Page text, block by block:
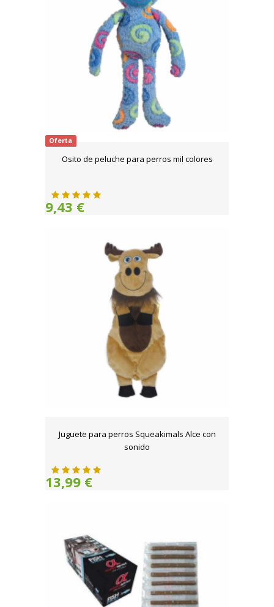
Oferta
Osito de peluche para perros mil colores
9,43 €
Juguete para perros Squeakimals Alce con
sonido
13,99 €